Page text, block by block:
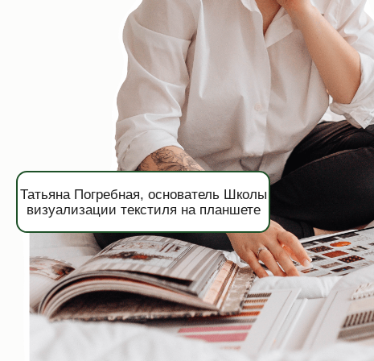
Татьяна Погребная, основатель Школы
визуализации текстиля на планшете